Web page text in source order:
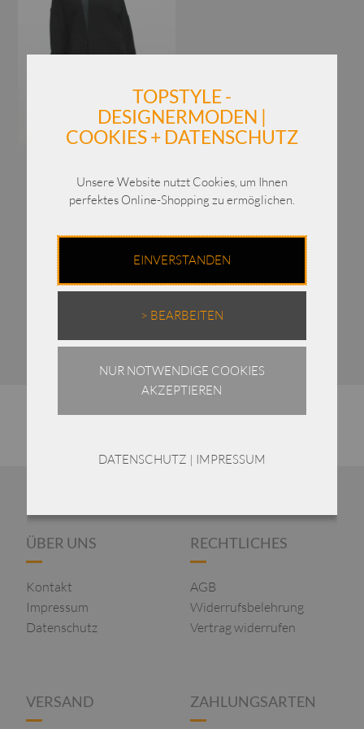
Cleo / 37502 / Viskose
UVP:€449,00 Ursprünglicher
war:
€449,00
Preis
ist:
€299,00.
ÜBER UNS
Kontakt
Impressum
Datenschutz
RECHTLICHES
AGB
Widerrufsbelehrung
Vertrag widerrufen
VERSAND ZAHLUNGSARTEN
TOPSTYLE -
DESIGNERMODEN |
COOKIES + DATENSCHUTZ
Unsere Website nutzt Cookies, um Ihnen
perfektes Online-Shopping zu ermöglichen.
EINVERSTANDEN
> BEARBEITEN
NUR NOTWENDIGE COOKIES
AKZEPTIEREN
DATENSCHUTZ | IMPRESSUM